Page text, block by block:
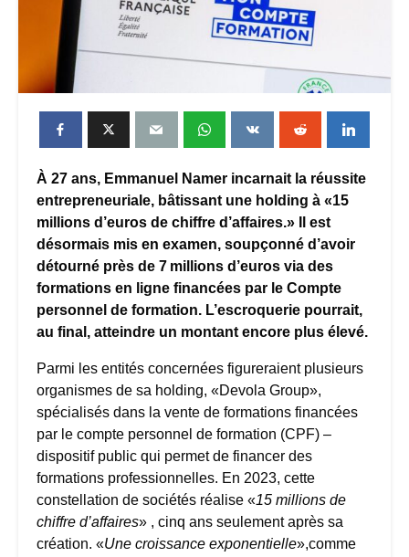
À 27 ans, Emmanuel Namer incarnait la réussite
entrepreneuriale, bâtissant une holding à «15
millions d’euros de chiffre d’affaires.» Il est
désormais mis en examen, soupçonné d’avoir
détourné près de 7 millions d’euros via des
formations en ligne financées par le Compte
personnel de formation. L’escroquerie pourrait,
au final, atteindre un montant encore plus élevé.
Parmi les entités concernées figureraient plusieurs
organismes de sa holding, «Devola Group»,
spécialisés dans la vente de formations financées
par le compte personnel de formation (CPF) –
dispositif public qui permet de financer des
formations professionnelles. En 2023, cette
constellation de sociétés réalise «15 millions de
chiffre d’affaires» , cinq ans seulement après sa
création. «Une croissance exponentielle»,comme